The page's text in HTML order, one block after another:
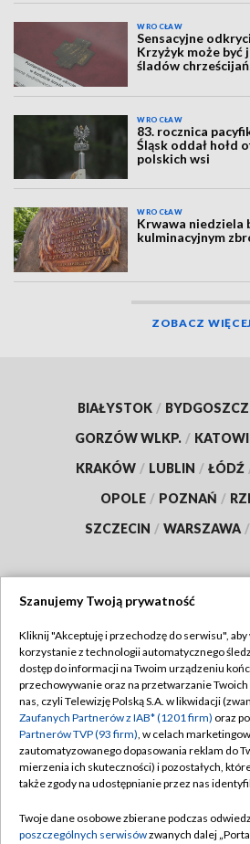
WROCŁAW
Sensacyjne
Krzyżyk może być
śladów
WROCŁAW
83. rocznica
Śląsk oddał hołd
polskich wsi
WROCŁAW
Krwawa niedziela
kulminacyjnym
ZOBACZ WIĘCEJ
BIAŁYSTOK / BYDGOSZCZ
GORZÓW WLKP. /
KRAKÓW / LUBLIN / ŁÓDŹ
OPOLE / POZNAŃ /
SZCZECIN / WARSZAWA /
TVP
Abonament TVP
Emisja w TVP
Centrum informacji TVP
Naziemna Telewizja Cyfrowa
Rada Programowa
Regulamin
Polityka
Moje zgody
Pomoc
Kontakt
Szanujemy Twoją prywatność
Kliknij "Akceptuję i przechodzę do serwisu", aby
korzystanie z technologii automatycznego
dostęp do informacji na Twoim urządzeniu
przechowywanie oraz na przetwarzanie
nas, czyli Telewizję Polską S.A. w likwidacji
Zaufanych Partnerów z IAB* (1201 firm) oraz
Partnerów TVP (93 firm), w celach
zautomatyzowanego dopasowania reklam do
mierzenia ich skuteczności) i pozostałych,
także zgody na udostępnianie przez nas
Twoje dane osobowe zbierane podczas
poszczególnych serwisówzwanych dalej